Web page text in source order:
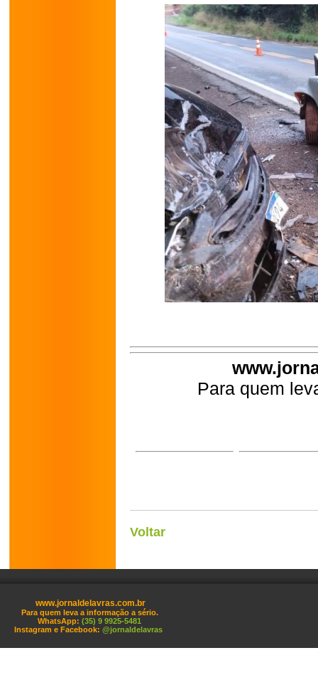
Para quem
Voltar
www.jornaldelavras.com.br
Para quem leva a informação a sério.
WhatsApp: (35) 9 9925-5481
Instagram e Facebook: @jornaldelavras